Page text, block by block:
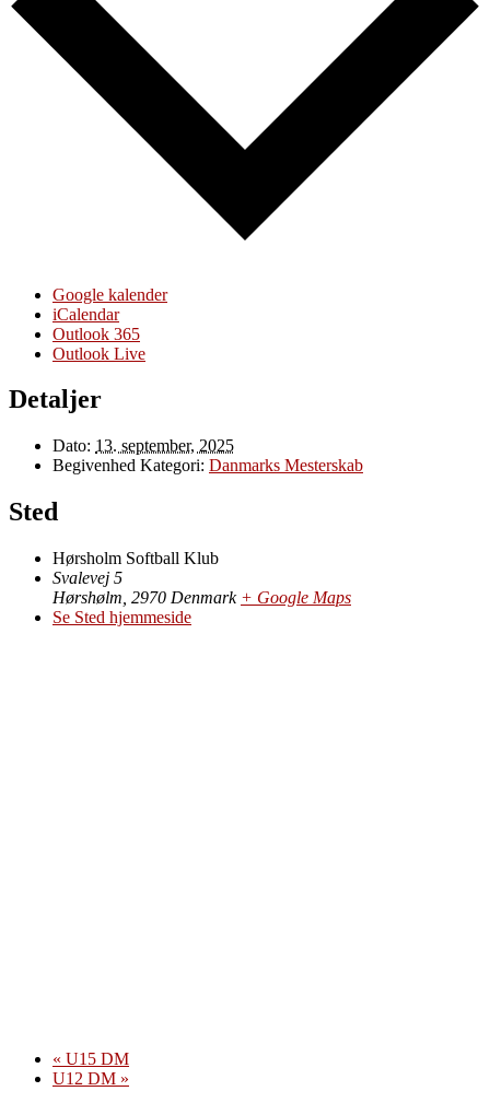
Google kalender
iCalendar
Outlook 365
Outlook Live
Detaljer
Dato: 13. september, 2025
Begivenhed Kategori: Danmarks Mesterskab
Sted
Hørsholm Softball Klub
Svalevej 5
Hørshølm 2970 Denmark + Google Maps
Se Sted hjemmeside
« U15 DM
U12 DM »